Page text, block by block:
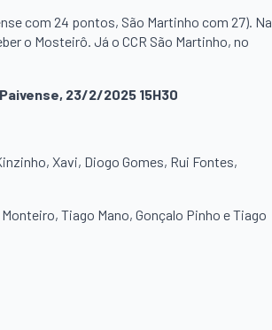
com 24 pontos, São Martinho com 27). Na
o Mosteirô. Já o CCR São Martinho, no
23/2/2025 15H30
Xavi, Diogo Gomes, Rui Fontes,
Tiago Mano, Gonçalo Pinho e Tiago